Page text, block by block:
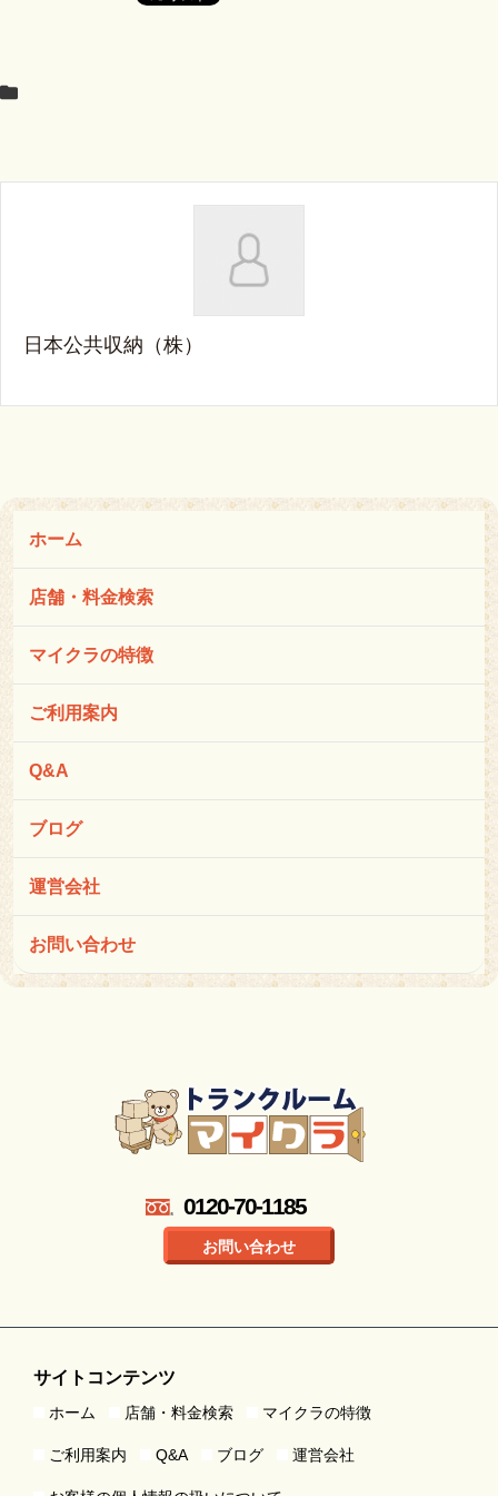
日本公共収納（株）
ホーム
店舗・料金検索
マイクラの特徴
ご利用案内
Q&A
ブログ
運営会社
お問い合わせ
0120-70-1185
お問い合わせ
サイトコンテンツ
ホーム 店舗・料金検索 マイクラの特徴
ご利用案内 Q&A ブログ 運営会社